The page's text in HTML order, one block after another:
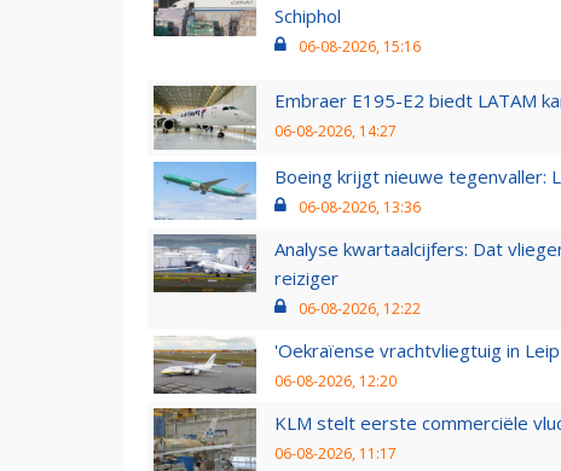
Schiphol
06-08-2026, 15:16
Embraer E195-E2 biedt LATAM
06-08-2026, 14:27
Boeing krijgt nieuwe tegenvaller:
06-08-2026, 13:36
Analyse kwartaalcijfers: Dat
reiziger
06-08-2026, 12:22
'Oekraïense vrachtvliegtuig in
06-08-2026, 12:20
KLM stelt eerste commerciële
06-08-2026, 11:17